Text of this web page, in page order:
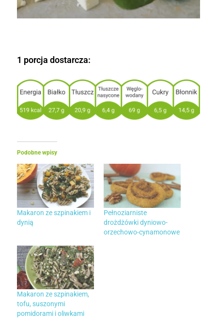
1 porcja dostarcza:
Podobne wpisy
Makaron ze szpinakiem i
dynią
Pełnoziarniste
drożdżówki dyniowo-
orzechowo-cynamonowe
Makaron ze szpinakiem,
tofu, suszonymi
pomidorami i oliwkami